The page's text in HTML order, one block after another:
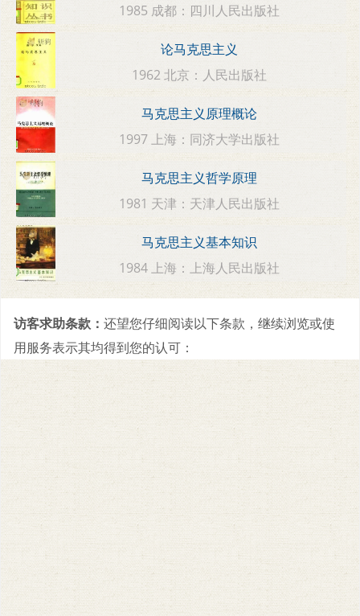
1985 成都：四川人民出版社
论马克思主义
1962 北京：人民出版社
马克思主义原理概论
1997 上海：同济大学出版社
马克思主义哲学原理
1981 天津：天津人民出版社
马克思主义基本知识
1984 上海：上海人民出版社
访客求助条款： 还望您仔细阅读以下条款，继续浏览或使
用服务表示其均得到您的认可：